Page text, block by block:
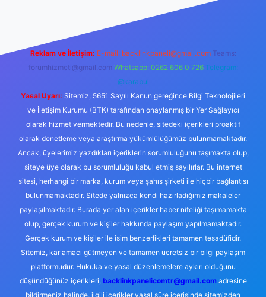
Reklam ve İletişim: E-mail: backlinkpaneli@gmail.com Teams:
forumhizmeti@gmail.com Whatsapp: 0262 606 0 726 Telegram:
@karabul
Yasal Uyarı: Sitemiz, 5651 Sayılı Kanun gereğince Bilgi Teknolojileri
ve İletişim Kurumu (BTK) tarafından onaylanmış bir Yer Sağlayıcı
olarak hizmet vermektedir. Bu nedenle, sitedeki içerikleri proaktif
olarak denetleme veya araştırma yükümlülüğümüz bulunmamaktadır.
Ancak, üyelerimiz yazdıkları içeriklerin sorumluluğunu taşımakta olup,
siteye üye olarak bu sorumluluğu kabul etmiş sayılırlar. Bu internet
sitesi, herhangi bir marka, kurum veya şahıs şirketi ile hiçbir bağlantısı
bulunmamaktadır. Sitede yalnızca kendi hazırladığımız makaleler
paylaşılmaktadır. Burada yer alan içerikler haber niteliği taşımamakta
olup, gerçek kurum ve kişiler hakkında paylaşım yapılmamaktadır.
Gerçek kurum ve kişiler ile isim benzerlikleri tamamen tesadüfidir.
Sitemiz, kar amacı gütmeyen ve tamamen ücretsiz bir bilgi paylaşım
platformudur. Hukuka ve yasal düzenlemelere aykırı olduğunu
düşündüğünüz içerikleri, backlinkpanelicomtr@gmail.comadresine
bildirmeniz halinde, ilgili içerikler yasal süre içerisinde sitemizden